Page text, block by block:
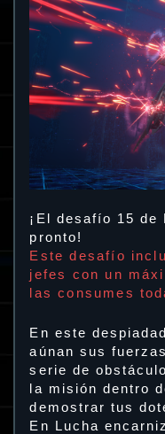
¡El desafío 15 de
pronto!
Este desafío
jefes con un
las consumes
En este
aúnan sus
serie de
la misión dentro
demostrar tus
En Lucha